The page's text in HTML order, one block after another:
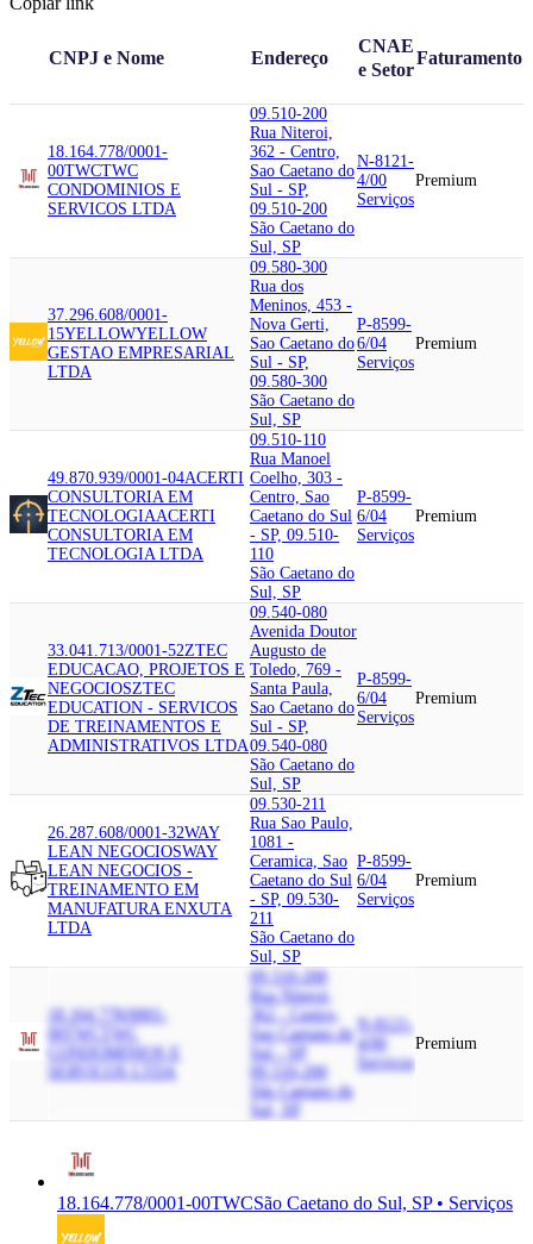
CNPJ e Nome Endereço
CNAE
e Setor
Faturamento
18.164.778/0001-
00TWCTWC
CONDOMINIOS E
SERVICOS LTDA
09.510-200
Rua Niteroi,
362 - Centro,
Sao Caetano do
Sul - SP,
09.510-200
São Caetano do
Sul, SP
N-8121-
4/00
Serviços
Premium
37.296.608/0001-
15YELLOWYELLOW
GESTAO EMPRESARIAL
LTDA
09.580-300
Rua dos
Meninos, 453 -
Nova Gerti,
Sao Caetano do
Sul - SP,
09.580-300
São Caetano do
Sul, SP
P-8599-
6/04
Serviços
Premium
49.870.939/0001-04ACERTI
CONSULTORIA EM
TECNOLOGIAACERTI
CONSULTORIA EM
TECNOLOGIA LTDA
09.510-110
Rua Manoel
Coelho, 303 -
Centro, Sao
Caetano do Sul
- SP, 09.510-
110
São Caetano do
Sul, SP
P-8599-
6/04
Serviços
Premium
33.041.713/0001-52ZTEC
EDUCACAO, PROJETOS E
NEGOCIOSZTEC
EDUCATION - SERVICOS
DE TREINAMENTOS E
ADMINISTRATIVOS LTDA
09.540-080
Avenida Doutor
Augusto de
Toledo, 769 -
Santa Paula,
Sao Caetano do
Sul - SP,
09.540-080
São Caetano do
Sul, SP
P-8599-
6/04
Serviços
Premium
26.287.608/0001-32WAY
LEAN NEGOCIOSWAY
LEAN NEGOCIOS -
TREINAMENTO EM
MANUFATURA ENXUTA
LTDA
09.530-211
Rua Sao Paulo,
1081 -
Ceramica, Sao
Caetano do Sul
- SP, 09.530-
211
São Caetano do
Sul, SP
P-8599-
6/04
Serviços
Premium
18.164.778/0001-
TWC
TWC
CONDOMINIOS E
09.510-200
Rua Niteroi,
362 - Centro,
Sao Caetano do
Sul - SP,
09.510-200
São Caetano do
Sul, SP
N-8121-
4/00
Serviços
Premium
18.164.778/0001-00TWCSão Caetano do Sul, SP • Serviços